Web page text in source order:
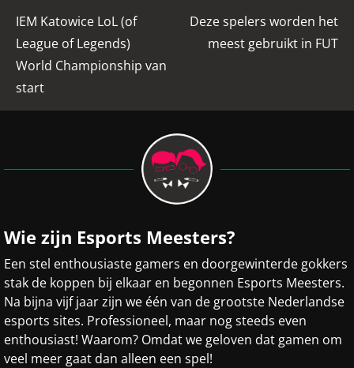
IEM Katowice LoL (of
League of Legends)
World Championship van
start
Deze spelers worden het
meest gebruikt in FUT
Wie zijn Esports Meesters?
Een stel enthousiaste gamers en doorgewinterde gokkers
stak de koppen bij elkaar en begonnen Esports Meesters.
Na bijna vijf jaar zijn we één van de grootste Nederlandse
esports sites. Professioneel, maar nog steeds even
enthousiast! Waarom? Omdat we geloven dat gamen om
veel meer gaat dan alleen een spel!